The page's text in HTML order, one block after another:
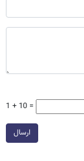
1 + 10 =
ارسال